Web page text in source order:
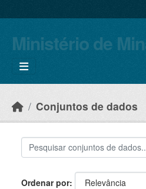
Ministério de
Conjuntos de dados
Ordenar por